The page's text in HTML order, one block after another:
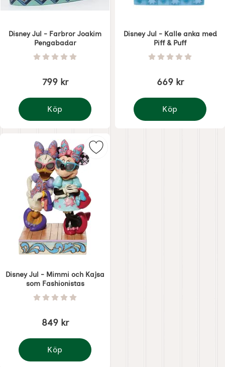
Disney Jul - Farbror Joakim
Pengabadar
Art. nr 7367 Betyg: 0 Stjärnor av 5
799 kr
Köp
Disney Jul - Farbror Joakim Pengabadar
Disney Jul - Kalle anka med
Piff & Puff
Art. nr 7448 Betyg: 0 Stjärnor
669 kr
Köp
Disney Jul - Kalle
Disney Jul - Mimmi och Kajsa
som Fashionistas
Art. nr 7501 Betyg: 0 Stjärnor av 5
849 kr
Köp
Disney Jul - Mimmi och Kajsa som Fashionistas
Markera disney Jul - Mimmi och